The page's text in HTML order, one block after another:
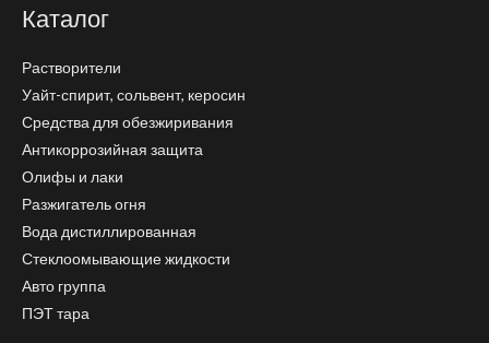
Каталог
Растворители
Уайт-спирит, сольвент, керосин
Средства для обезжиривания
Антикоррозийная защита
Олифы и лаки
Разжигатель огня
Вода дистиллированная
Стеклоомывающие жидкости
Авто группа
ПЭТ тара